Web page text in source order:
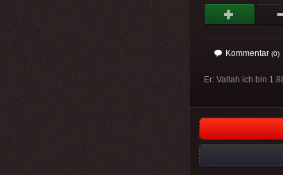
Kommentar (0)
Er: Vallah ich bin